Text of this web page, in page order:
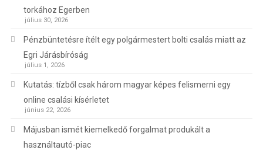
torkához Egerben
július 30, 2026
Pénzbüntetésre ítélt egy polgármestert bolti csalás miatt az
Egri Járásbíróság
július 1, 2026
Kutatás: tízből csak három magyar képes felismerni egy
online csalási kísérletet
június 22, 2026
Májusban ismét kiemelkedő forgalmat produkált a
használtautó-piac